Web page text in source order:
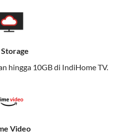
internet cepat baik
tidak terikat pada satu
sehingga bisa menikmati
super cepat untuk
hingga 10GB di IndiHome TV.
Video